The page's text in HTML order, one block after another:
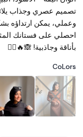
تصميم عصري وجذاب
وعملي، يمكن ارتداؤه
بأناقة وجاذبية! 🙈🔥❤️‍🔥
CoLors